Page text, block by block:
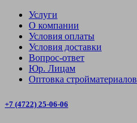
Услуги
О компании
Условия оплаты
Условия доставки
Вопрос-ответ
Юр. Лицам
Оптовка стройматериалов
+7 (4722) 25-06-06